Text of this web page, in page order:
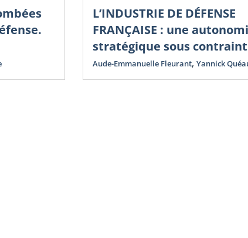
L’INDUSTRIE DE DÉFENSE
FRANÇAISE : une
stratégique sous
Aude-Emmanuelle Fleurant, Yannick